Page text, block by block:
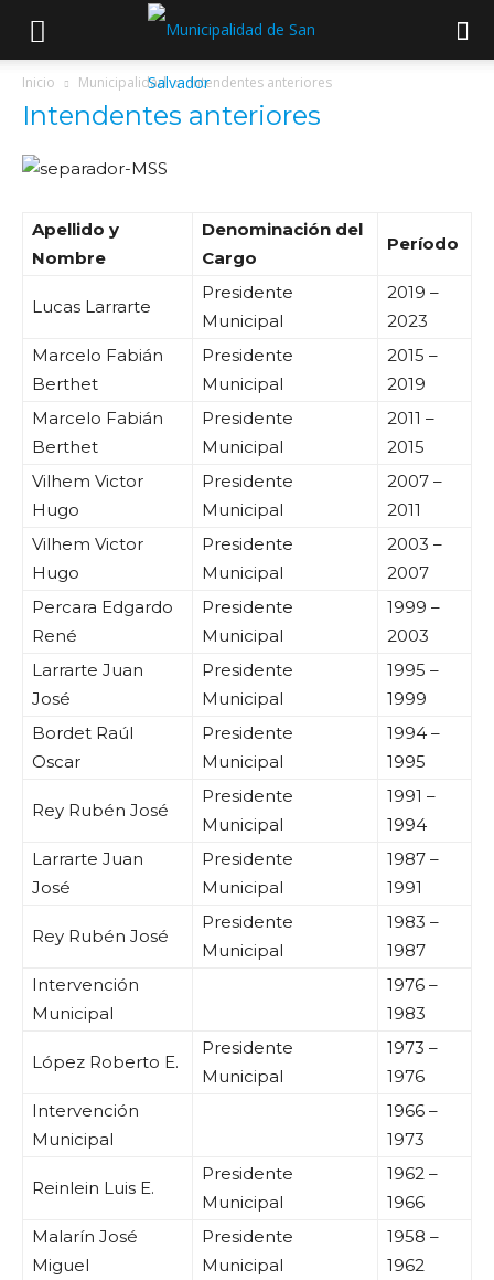
Inicio Municipalidad Intendentes anteriores
Intendentes anteriores
Apellido y
Nombre
Denominación del
Cargo
Período
Lucas Larrarte
Presidente
Municipal
2019 –
2023
Marcelo Fabián
Berthet
Presidente
Municipal
2015 –
2019
Marcelo Fabián
Berthet
Presidente
Municipal
2011 –
2015
Vilhem Victor
Hugo
Presidente
Municipal
2007 –
2011
Vilhem Victor
Hugo
Presidente
Municipal
2003 –
2007
Percara Edgardo
René
Presidente
Municipal
1999 –
2003
Larrarte Juan
José
Presidente
Municipal
1995 –
1999
Bordet Raúl
Oscar
Presidente
Municipal
1994 –
1995
Rey Rubén José
Presidente
Municipal
1991 –
1994
Larrarte Juan
José
Presidente
Municipal
1987 –
1991
Rey Rubén José
Presidente
Municipal
1983 –
1987
Intervención
Municipal
1976 –
1983
López Roberto E.
Presidente
Municipal
1973 –
1976
Intervención
Municipal
1966 –
1973
Reinlein Luis E.
Presidente
Municipal
1962 –
1966
Malarín José
Miguel
Presidente
Municipal
1958 –
1962